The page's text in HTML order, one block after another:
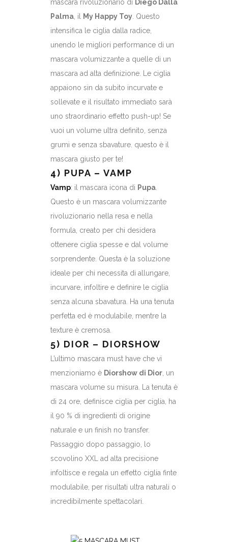
mascara rivoluzionario di Diego Dalla
Palma , il My Happy Toy . Questo
intensifica le ciglia dalla radice,
unendo le migliori performance di un
mascara volumizzante a quelle di un
mascara ad alta definizione. Le ciglia
appaiono sin da subito incurvate e
sollevate e il risultato immediato sarà
uno straordinario effetto push-up! Se
vuoi un volume ultra definito, senza
grumi e senza sbavature. questo è il
mascara giusto per te!
4) PUPA – VAMP
Vamp: il mascara icona di Pupa
Questo è un mascara volumizzante
rivoluzionario nella resa e nella
formula, creato per chi desidera
ottenere ciglia spesse e dal volume
sorprendente. Questa è la soluzione
ideale per chi necessita di allungare,
incurvare, infoltire e definire le ciglia
senza alcuna sbavatura. Ha una tenuta
perfetta ed è modulabile, mentre la
texture è cremosa.
5) DIOR – DIORSHOW
L’ultimo mascara must have che vi
menzioniamo è Diorshow di Dior , un
mascara volume su misura. La tenuta è
di 24 ore, definisce ciglia per ciglia, ha
il 90 % di ingredienti di origine
naturale e un finish no transfer.
Passaggio dopo passaggio, lo
scovolino XXL ad alta precisione
infoltisce e regala un effetto ciglia finte
modulabile, per risultati ultra naturali o
incredibilmente spettacolari.